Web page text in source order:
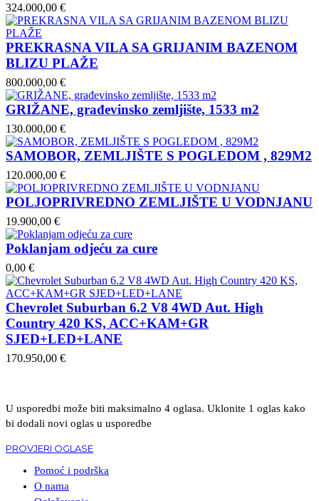
324.000,00 €
PREKRASNA VILA SA GRIJANIM BAZENOM
BLIZU PLAŽE
800.000,00 €
GRIŽANE, građevinsko zemljište, 1533 m2
130.000,00 €
SAMOBOR, ZEMLJIŠTE S POGLEDOM , 829M2
120.000,00 €
POLJOPRIVREDNO ZEMLJIŠTE U VODNJANU
19.900,00 €
Poklanjam odjeću za cure
0,00 €
Chevrolet Suburban 6.2 V8 4WD Aut. High
Country 420 KS, ACC+KAM+GR
SJED+LED+LANE
170.950,00 €
U usporedbi može biti maksimalno 4 oglasa. Uklonite 1 oglas kako
bi dodali novi oglas u usporedbe
PROVJERI OGLASE
Pomoć i podrška
O nama